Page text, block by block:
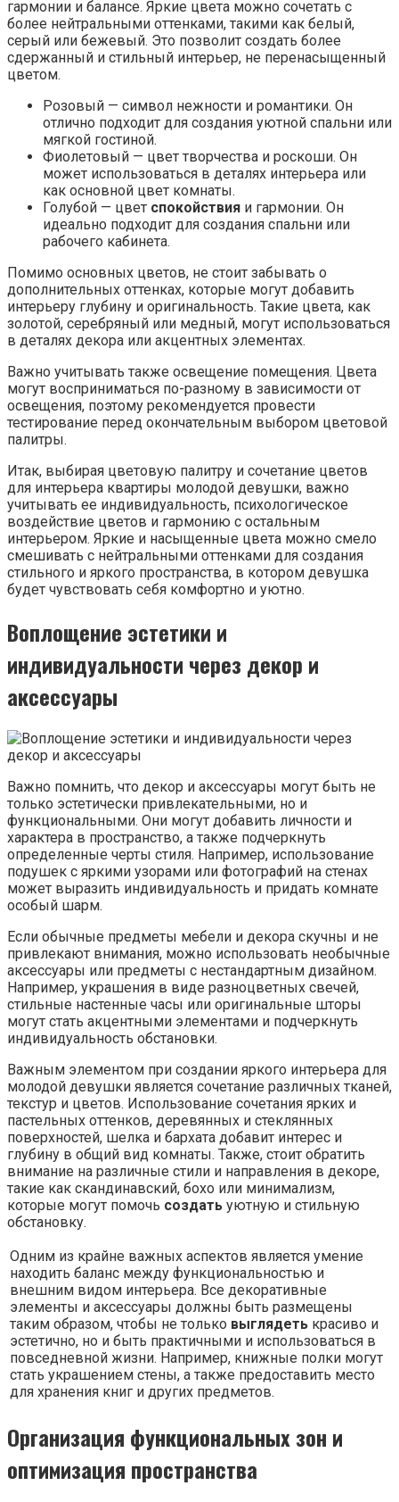
гармонии и балансе. Яркие цвета можно сочетать с
более нейтральными оттенками, такими как белый,
серый или бежевый. Это позволит создать более
сдержанный и стильный интерьер, не перенасыщенный
цветом.
Розовый — символ нежности и романтики. Он
отлично подходит для создания уютной спальни или
мягкой гостиной.
Фиолетовый — цвет творчества и роскоши. Он
может использоваться в деталях интерьера или
как основной цвет комнаты.
Голубой — цвет спокойствия и гармонии. Он
идеально подходит для создания спальни или
рабочего кабинета.
Помимо основных цветов, не стоит забывать о
дополнительных оттенках, которые могут добавить
интерьеру глубину и оригинальность. Такие цвета, как
золотой, серебряный или медный, могут использоваться
в деталях декора или акцентных элементах.
Важно учитывать также освещение помещения. Цвета
могут восприниматься по-разному в зависимости от
освещения, поэтому рекомендуется провести
тестирование перед окончательным выбором цветовой
палитры.
Итак, выбирая цветовую палитру и сочетание цветов
для интерьера квартиры молодой девушки, важно
учитывать ее индивидуальность, психологическое
воздействие цветов и гармонию с остальным
интерьером. Яркие и насыщенные цвета можно смело
смешивать с нейтральными оттенками для создания
стильного и яркого пространства, в котором девушка
будет чувствовать себя комфортно и уютно.
Воплощение эстетики и
индивидуальности через декор и
аксессуары
Важно помнить, что декор и аксессуары могут быть не
только эстетически привлекательными, но и
функциональными. Они могут добавить личности и
характера в пространство, а также подчеркнуть
определенные черты стиля. Например, использование
подушек с яркими узорами или фотографий на стенах
может выразить индивидуальность и придать комнате
особый шарм.
Если обычные предметы мебели и декора скучны и не
привлекают внимания, можно использовать необычные
аксессуары или предметы с нестандартным дизайном.
Например, украшения в виде разноцветных свечей,
стильные настенные часы или оригинальные шторы
могут стать акцентными элементами и подчеркнуть
индивидуальность обстановки.
Важным элементом при создании яркого интерьера для
молодой девушки является сочетание различных тканей,
текстур и цветов. Использование сочетания ярких и
пастельных оттенков, деревянных и стеклянных
поверхностей, шелка и бархата добавит интерес и
глубину в общий вид комнаты. Также, стоит обратить
внимание на различные стили и направления в декоре,
такие как скандинавский, бохо или минимализм,
которые могут помочь создать уютную и стильную
обстановку.
Одним из крайне важных аспектов является умение
находить баланс между функциональностью и
внешним видом интерьера. Все декоративные
элементы и аксессуары должны быть размещены
таким образом, чтобы не только выглядеть красиво и
эстетично, но и быть практичными и использоваться в
повседневной жизни. Например, книжные полки могут
стать украшением стены, а также предоставить место
для хранения книг и других предметов.
Организация функциональных зон и
оптимизация пространства